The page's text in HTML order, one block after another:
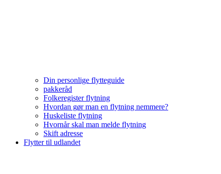
Din personlige flytteguide
pakkeråd
Folkeregister flytning
Hvordan gør man en flytning nemmere?
Huskeliste flytning
Hvornår skal man melde flytning
Skift adresse
Flytter til udlandet